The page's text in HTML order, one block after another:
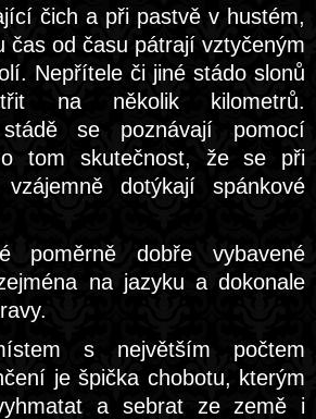
čich a při pastvě v hustém,
čas od času pátrají vztyčeným
Nepřítele či jiné stádo slonů
na několik kilometrů.
se poznávají pomocí
tom skutečnost, že se při
dotýkají spánkové
poměrně dobře vybavené
na jazyku a dokonale
s největším počtem
je špička chobotu, kterým
a sebrat ze země i